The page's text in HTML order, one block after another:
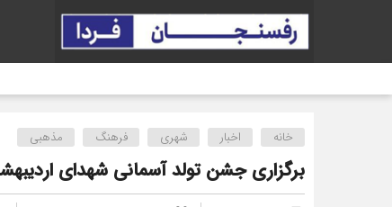
خانه اخبار شهری فرهنگ مذهبی
برگزاری جشن تولد آسمانی شهدای